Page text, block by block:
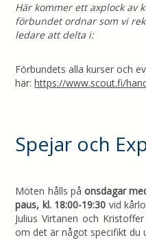
Här kommer ett axplock av
förbundet ordnar som vi
ledare att delta i:
Förbundets alla kurser och
här:https://www.scout.fi/
Spejar och
Möten hålls på onsdagar
paus, kl. 18:00-19:30 vid
Julius Virtanen och
om det är något specifikt du